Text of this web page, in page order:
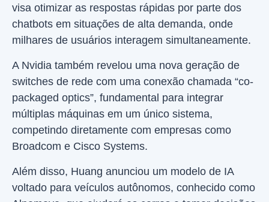
visa otimizar as respostas rápidas por parte dos
chatbots em situações de alta demanda, onde
milhares de usuários interagem simultaneamente.
A Nvidia também revelou uma nova geração de
switches de rede com uma conexão chamada “co-
packaged optics”, fundamental para integrar
múltiplas máquinas em um único sistema,
competindo diretamente com empresas como
Broadcom e Cisco Systems.
Além disso, Huang anunciou um modelo de IA
voltado para veículos autônomos, conhecido como